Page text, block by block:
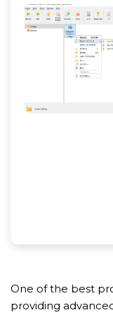
One of the best
providing